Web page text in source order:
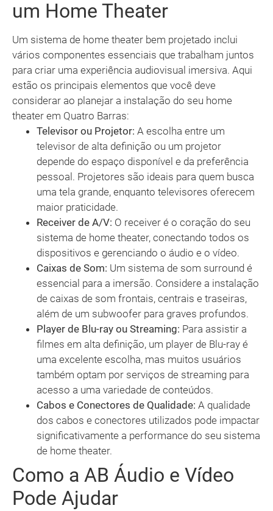
um Home Theater
Um sistema de home theater bem projetado inclui
vários componentes essenciais que trabalham juntos
para criar uma experiência audiovisual imersiva. Aqui
estão os principais elementos que você deve
considerar ao planejar a instalação do seu home
theater em Quatro Barras:
Televisor ou Projetor: A escolha entre um
televisor de alta definição ou um projetor
depende do espaço disponível e da preferência
pessoal. Projetores são ideais para quem busca
uma tela grande, enquanto televisores oferecem
maior praticidade.
Receiver de A/V: O receiver é o coração do seu
sistema de home theater, conectando todos os
dispositivos e gerenciando o áudio e o vídeo.
Caixas de Som: Um sistema de som surround é
essencial para a imersão. Considere a instalação
de caixas de som frontais, centrais e traseiras,
além de um subwoofer para graves profundos.
Player de Blu-ray ou Streaming: Para assistir a
filmes em alta definição, um player de Blu-ray é
uma excelente escolha, mas muitos usuários
também optam por serviços de streaming para
acesso a uma variedade de conteúdos.
Cabos e Conectores de Qualidade: A qualidade
dos cabos e conectores utilizados pode impactar
significativamente a performance do seu sistema
de home theater.
Como a AB Áudio e Vídeo
Pode Ajudar